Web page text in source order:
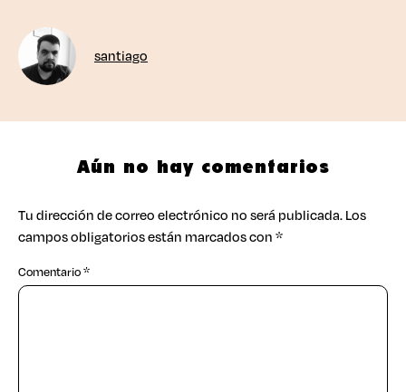
santiago
Aún no hay comentarios
Tu dirección de correo electrónico no será publicada.Los
campos obligatorios están marcados con*
Comentario*